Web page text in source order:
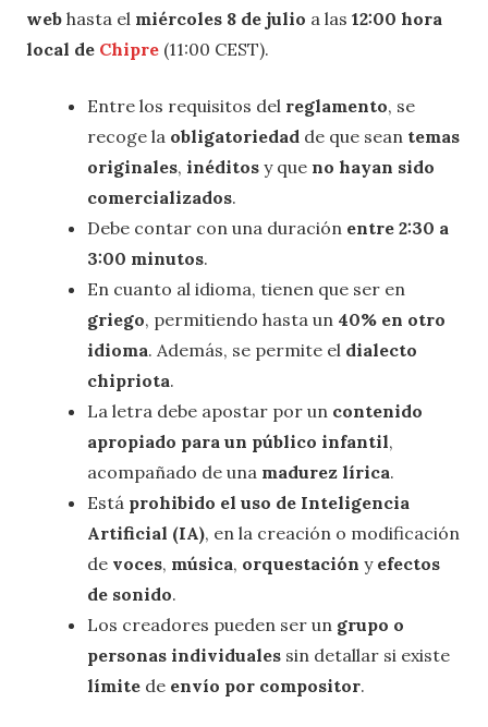
web hasta el miércoles 8 de julio a las 12:00 hora
local de Chipre (11:00 CEST).
Entre los requisitos del reglamento, se
recoge la obligatoriedad de que sean temas
originales, inéditos y que no hayan sido
comercializados.
Debe contar con una duración entre 2:30 a
3:00 minutos.
En cuanto al idioma, tienen que ser en
griego, permitiendo hasta un 40% en otro
idioma. Además, se permite el dialecto
chipriota.
La letra debe apostar por un contenido
apropiado para un público infantil,
acompañado de una madurez lírica.
Está prohibido el uso de Inteligencia
Artificial (IA), en la creación o modificación
de voces, música, orquestación y efectos
de sonido.
Los creadores pueden ser un grupo o
personas individuales sin detallar si existe
límite de envío por compositor.